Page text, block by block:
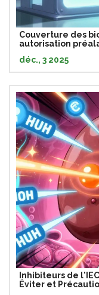
Couverture des
autorisation
déc., 3 2025
Inhibiteurs de
Éviter et